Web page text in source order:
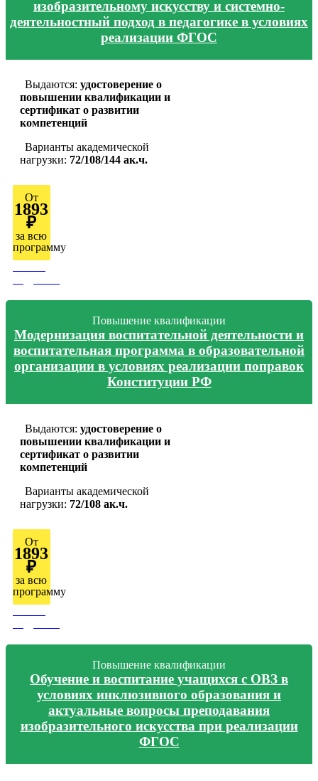
изобразительному искусству и системно-
деятельностный подход в педагогике в условиях
реализации ФГОС
Выдаются: удостоверение о
повышении квалификации и
сертификат о развитии
компетенций
Варианты академической
нагрузки: 72/108/144 ак.ч.
От
1893
₽
за всю
программу
Повышение квалификации
Модернизация воспитательной деятельности и
воспитательная программа в образовательной
организации в условиях реализации поправок
Конституции РФ
Выдаются: удостоверение о
повышении квалификации и
сертификат о развитии
компетенций
Варианты академической
нагрузки: 72/108 ак.ч.
От
1893
₽
за всю
программу
Повышение квалификации
Обучение и воспитание учащихся с ОВЗ в
условиях инклюзивного образования и
актуальные вопросы преподавания
изобразительного искусства при реализации
ФГОС